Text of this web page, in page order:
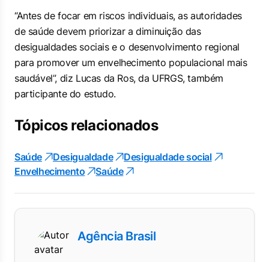
“Antes de focar em riscos individuais, as autoridades
de saúde devem priorizar a diminuição das
desigualdades sociais e o desenvolvimento regional
para promover um envelhecimento populacional mais
saudável”, diz Lucas da Ros, da UFRGS, também
participante do estudo.
Tópicos relacionados
Saúde Desigualdade
Desigualdade social
Envelhecimento
Saúde
Agência Brasil